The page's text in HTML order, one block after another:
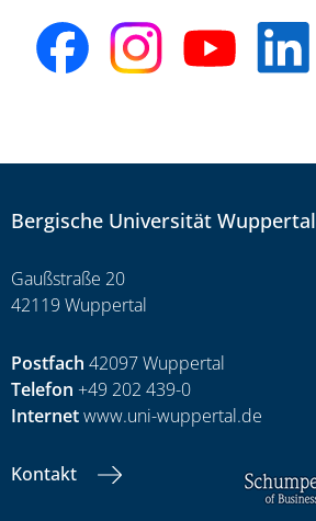
Bergische Universität Wuppertal
Gaußstraße 20
42119 Wuppertal
Postfach 42097 Wuppertal
Telefon +49 202 439-0
Internetwww.uni-wuppertal.de
Kontakt